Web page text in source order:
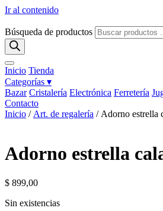
Ir al contenido
Búsqueda de productos
Inicio Tienda
Categorías ▾
Bazar Cristalería Electrónica Ferretería
Contacto
Inicio / Art. de regalería / Adorno estrella
Adorno estrella
$ 899,00
Sin existencias